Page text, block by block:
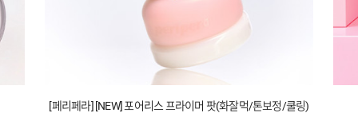
[페리페라] [NEW] 포어리스 프라이머 팟(화잘먹/톤보정/쿨링)